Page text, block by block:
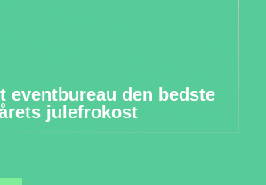
eventbureau den bedste
julefrokost